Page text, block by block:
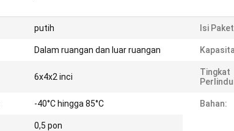
putih Isi
Dalam ruangan dan luar ruangan
6x4x2 inci
Tingkat
-40°C hingga 85°C Bahan:
0,5 pon